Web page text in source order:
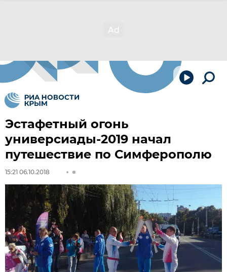
Эстафетный огонь
универсиады-2019 начал
путешествие по Симферополю
15:21 06.10.2018